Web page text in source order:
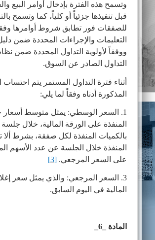
وتسمح هذه الفترة بإدخال أوامر البيع
قبل تنفيذها جزئياً أو كلياً، كما وتسمح
للصفقات فور تطابق شروط أوامرها
التعليمات والإجراءات المحددة ضمن
ووفقاً لأولوية التداول المحددة ضمن
التداول الصادر عن السوق.
أثناء فترة التداول المستمر يتم احتساب
المذكورة أدناه وفقاً لما يلي:
1. السعر الوسطي: يمثل متوسط أسعار
المنفذة على الورقة المالية، خلال
بالكميات المنفذة لكل صفقة، بشرط ألا
المنفذة خلال الجلسة عن عدد الأسهم
على السعر المرجعي.[3]
3. السعر المرجعي: والذي يمثل سعر
المالية في اليوم السابق.
المادة _6_